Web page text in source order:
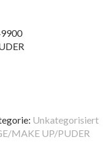
Unkategorisiert
MAKE UP/PUDER